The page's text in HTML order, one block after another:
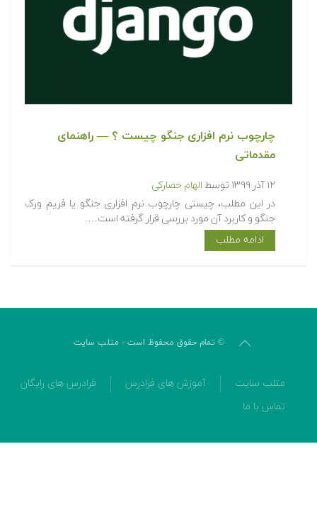
چارچوب نرم افزاری جنگو چیست ؟ — راهنمای
مقدماتی
۱۲ آذر ۱۳۹۹ توسط الهام حصارکی
در این مطلب، چیستی چارچوب نرم افزاری جنگو یا فریم ورک
جنگو و کاربرد آن مورد بررسی قرار گرفته است….
ادامه مطلب
© تمام حقوق محفوظ است - متلب سایت
متلب سایت آموزش های فرادرس
فرادرس های رایگان
تماس با ما